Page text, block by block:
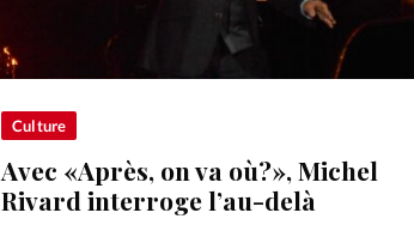
Culture
Avec «Après, on va où?», Michel
Rivard interroge l’au-delà